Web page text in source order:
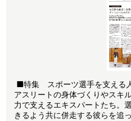
■特集 スポーツ選手を支える
アスリートの身体づくりやスキ
力で支えるエキスパートたち。
きるよう共に併走する彼らを追っ